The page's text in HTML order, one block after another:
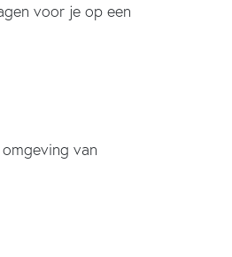
voor je op een
van